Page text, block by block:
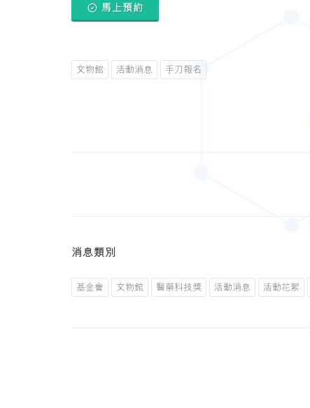
馬上預約
文物館 活動消息 手刀報名
消息類別
基金會 文物館 醫藥科技獎 活動消息 活動花絮